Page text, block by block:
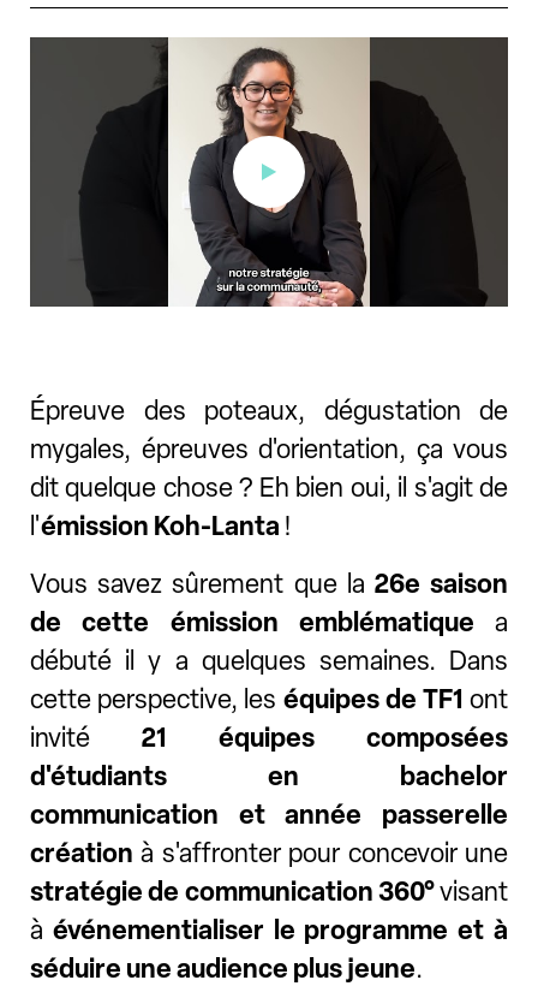
Les Bachelors communication se transforment en
aventuriers le temps d'un challenge !
Épreuve des poteaux, dégustation de
mygales, épreuves d'orientation, ça vous
dit quelque chose ? Eh bien oui, il s'agit de
l'émission Koh-Lanta !
Vous savez sûrement que la 26e saison
de cette émission emblématique a
débuté il y a quelques semaines. Dans
cette perspective, les équipes de TF1 ont
invité 21 équipes composées
d'étudiants en bachelor
communication et année passerelle
création à s'affronter pour concevoir une
stratégie de communication 360°visant
à événementialiser le programme et à
séduire une audience plus jeune.